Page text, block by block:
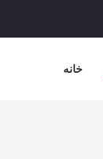
خانه